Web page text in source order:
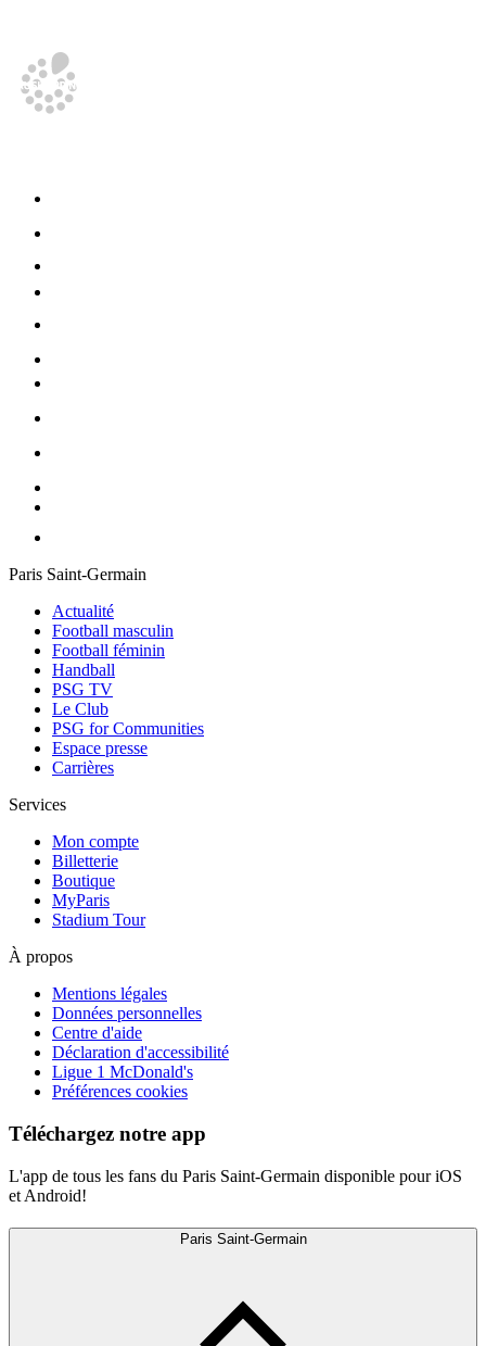
Paris Saint-Germain
Actualité
Football masculin
Football féminin
Handball
PSG TV
Le Club
PSG for Communities
Espace presse
Carrières
Services
Mon compte
Billetterie
Boutique
MyParis
Stadium Tour
À propos
Mentions légales
Données personnelles
Centre d'aide
Déclaration d'accessibilité
Ligue 1 McDonald's
Préférences cookies
Téléchargez notre app
L'app de tous les fans du Paris Saint-Germain disponible pour iOS
et Android!
Paris Saint-Germain